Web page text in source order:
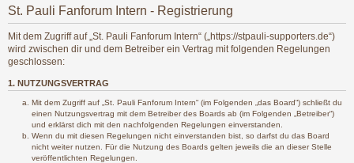
St. Pauli Fanforum Intern - Registrierung
Mit dem Zugriff auf „St. Pauli Fanforum Intern“ („https://stpauli-supporters.de“)
wird zwischen dir und dem Betreiber ein Vertrag mit folgenden Regelungen
geschlossen:
1. NUTZUNGSVERTRAG
Mit dem Zugriff auf „St. Pauli Fanforum Intern“ (im Folgenden „das Board“) schließt du
einen Nutzungsvertrag mit dem Betreiber des Boards ab (im Folgenden „Betreiber“)
und erklärst dich mit den nachfolgenden Regelungen einverstanden.
Wenn du mit diesen Regelungen nicht einverstanden bist, so darfst du das Board
nicht weiter nutzen. Für die Nutzung des Boards gelten jeweils die an dieser Stelle
veröffentlichten Regelungen.